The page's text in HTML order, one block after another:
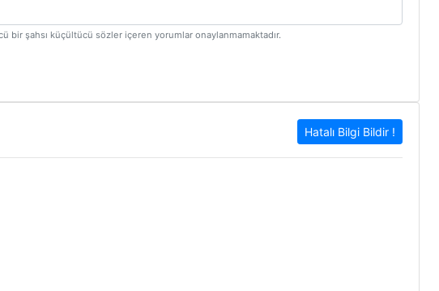
bir şahsı küçültücü sözler içeren yorumlar onaylanmamaktadır.
Hatalı Bilgi Bildir !